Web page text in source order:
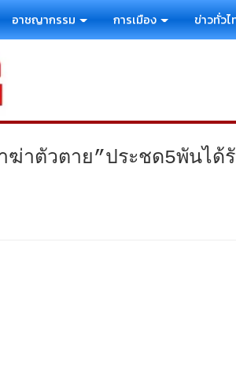
อาชญากรรม การเมือง ข่าวทั่วไ
าตัวตาย”ประชด5พันได้